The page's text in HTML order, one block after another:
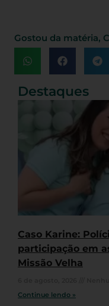
Gostou da matéria,
Destaques
Caso Karine:
participação em
Missão Velha
Continue lendo »